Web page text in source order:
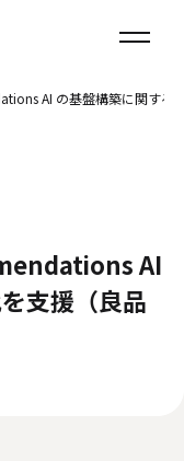
AI の基盤構築に関する
AI
支援（良品